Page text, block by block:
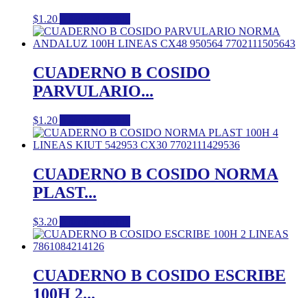
$1.20
CUADERNO B COSIDO
PARVULARIO...
$1.20
CUADERNO B COSIDO NORMA
PLAST...
$3.20
CUADERNO B COSIDO ESCRIBE
100H 2...